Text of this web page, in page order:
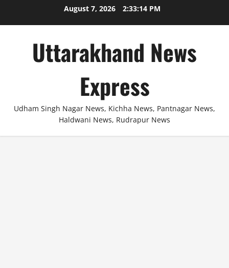
August 7, 2026 2:33:14 PM
Uttarakhand News
Express
Udham Singh Nagar News, Kichha News, Pantnagar News,
Haldwani News, Rudrapur News